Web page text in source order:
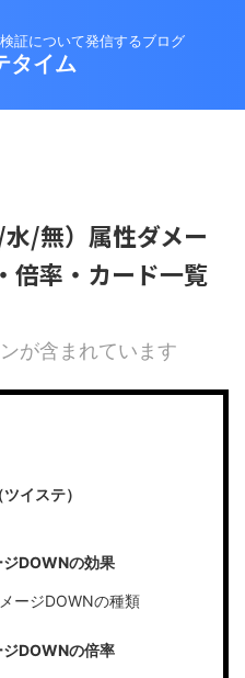
証について発信するブログ
タイム
水/無）属性ダメー
倍率・カード一覧
が含まれています
イステ）
DOWNの効果
ージDOWNの種類
DOWNの倍率